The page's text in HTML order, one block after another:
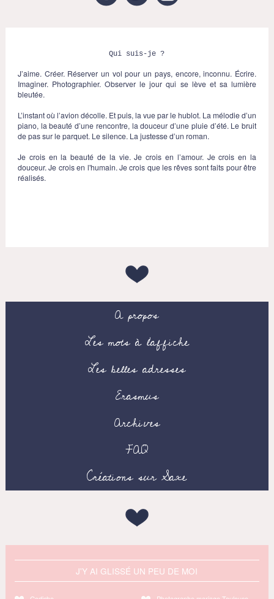
Qui suis-je ?
J’aime. Créer. Réserver un vol pour un pays, encore, inconnu. Écrire.
Imaginer. Photographier. Observer le jour qui se lève et sa lumière
bleutée.
L’instant où l’avion décolle. Et puis, la vue par le hublot. La mélodie d’un
piano, la beauté d’une rencontre, la douceur d’une pluie d’été. Le bruit
de pas sur le parquet. Le silence. La justesse d’un roman.
Je crois en la beauté de la vie. Je crois en l’amour. Je crois en la
douceur. Je crois en l'humain. Je crois que les rêves sont faits pour être
réalisés.
A propos
Les mots à l’affiche
Les belles adresses
Erasmus
Archives
FAQ
Créations sur Saxe
J'Y AI GLISSÉ UN PEU DE MOI